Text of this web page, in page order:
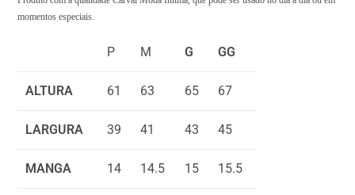
momentos especiais.
P M G GG
ALTURA 61 63 65 67
LARGURA 39 41 43 45
MANGA 14 14.5 15 15.5